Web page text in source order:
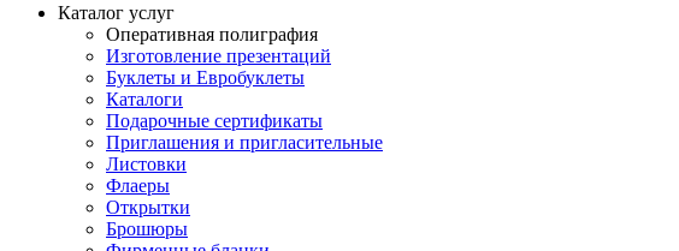
Каталог услуг
Оперативная полиграфия
Изготовление презентаций
Буклеты и Eвробуклеты
Каталоги
Подарочные сертификаты
Приглашения и пригласительные
Листовки
Флаеры
Открытки
Брошюры